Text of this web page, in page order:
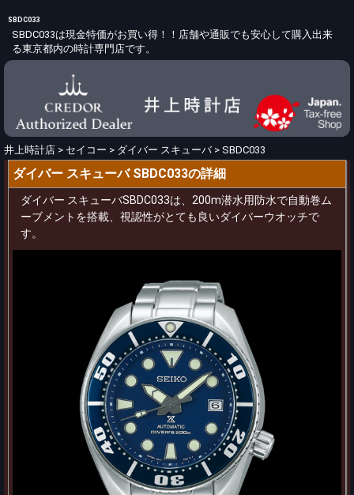
SBDC033
SBDC033は現金特価がお買い得！！店舗や通販でも安心して購入出来
る東京都内の時計専門店です。
井上時計店 > セイコー > ダイバー スキューバ> SBDC033
ダイバー スキューバ SBDC033の詳細
ダイバー スキューバSBDC033は、200m潜水用防水で自動巻ム
ーブメントを搭載、視認性がとても良いダイバーウオッチで
す。